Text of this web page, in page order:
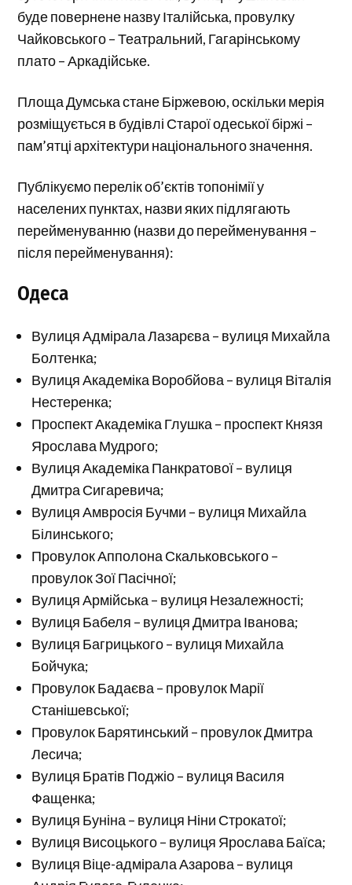
буде повернене назву Італійська, провулку
Чайковського – Театральний, Гагарінському
плато – Аркадійське.
Площа Думська стане Біржевою, оскільки мерія
розміщується в будівлі Старої одеської біржі –
пам’ятці архітектури національного значення.
Публікуємо перелік об’єктів топонімії у
населених пунктах, назви яких підлягають
перейменуванню (назви до перейменування –
після перейменування):
Одеса
Вулиця Адмірала Лазарєва – вулиця Михайла
Болтенка;
Вулиця Академіка Воробйова – вулиця Віталія
Нестеренка;
Проспект Академіка Глушка – проспект Князя
Ярослава Мудрого;
Вулиця Академіка Панкратової – вулиця
Дмитра Сигаревича;
Вулиця Амвросія Бучми – вулиця Михайла
Білинського;
Провулок Апполона Скальковського –
провулок Зої Пасічної;
Вулиця Армійська – вулиця Незалежності;
Вулиця Бабеля – вулиця Дмитра Іванова;
Вулиця Багрицького – вулиця Михайла
Бойчука;
Провулок Бадаєва – провулок Марії
Станішевської;
Провулок Барятинський – провулок Дмитра
Лесича;
Вулиця Братів Поджіо – вулиця Василя
Фащенка;
Вулиця Буніна – вулиця Ніни Строкатої;
Вулиця Висоцького – вулиця Ярослава Баїса;
Вулиця Віце-адмірала Азарова – вулиця